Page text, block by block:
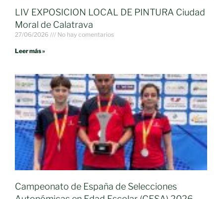
LIV EXPOSICION LOCAL DE PINTURA Ciudad
Moral de Calatrava
27/06/2026 No hay comentarios
Leer más »
Campeonato de España de Selecciones